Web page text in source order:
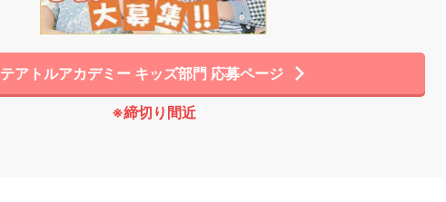
テアトルアカデミー キッズ部門 応募ページ
※締切り間近